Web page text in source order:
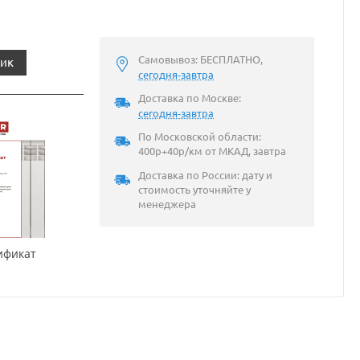
Самовывоз: БЕСПЛАТНО,
сегодня-завтра
Доставка по Москве:
сегодня-завтра
По Московской области:
400р+40р/км от МКАД, завтра
Доставка по России: дату и
стоимость уточняйте у
менеджера